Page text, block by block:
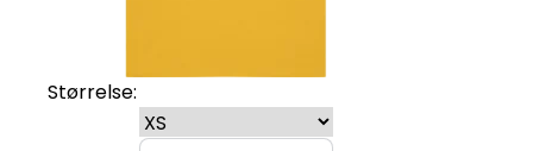
Størrelse: